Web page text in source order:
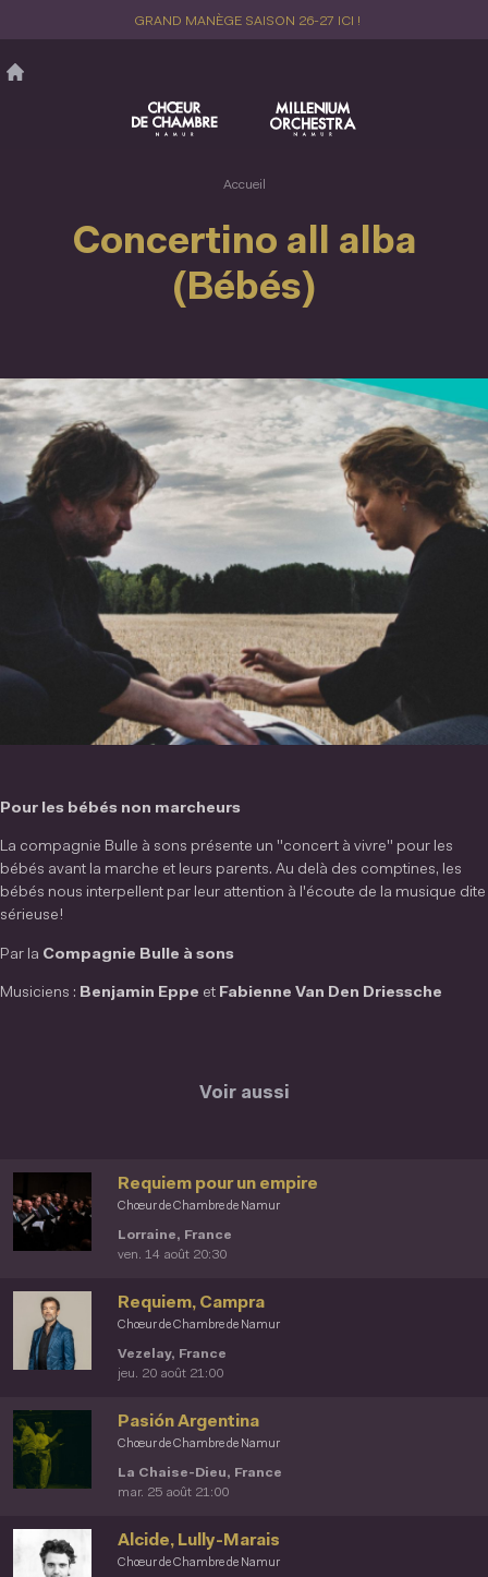
principal
GRAND MANÈGE SAISON 26-27 ICI !
Accueil
Concertino all alba
(Bébés)
Pour les bébés non marcheurs
La compagnie Bulle à sons présente un "concert à vivre" pour les
bébés avant la marche et leurs parents. Au delà des comptines, les
bébés nous interpellent par leur attention à l'écoute de la musique dite
sérieuse!
Par la Compagnie Bulle à sons
Musiciens : Benjamin Eppe et Fabienne Van Den Driessche
Voir aussi
Chœur de Chambre de Namur
Requiem pour un empire
Lorraine, France
ven. 14 août 20:30
Chœur de Chambre de Namur
Requiem, Campra
Vezelay, France
jeu. 20 août 21:00
Chœur de Chambre de Namur
Pasión Argentina
La Chaise-Dieu, France
mar. 25 août 21:00
Chœur de Chambre de Namur
Alcide, Lully-Marais